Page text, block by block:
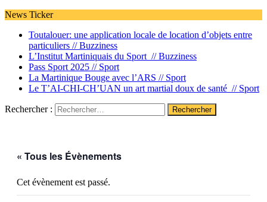
News Ticker
Toutalouer: une application locale de location d’objets entre
particuliers //Buzziness
L’Institut Martiniquais du Sport //Buzziness
Pass Sport 2025 // Sport
La Martinique Bouge avec l’ARS // Sport
Le T’AI-CHI-CH’UAN un art martial doux de santé // Sport
Rechercher :
« Tous les Évènements
Cet évènement est passé.